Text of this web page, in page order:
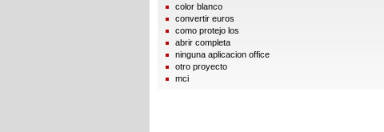
color blanco
convertir euros
como protejo los
abrir completa
ninguna aplicacion office
otro proyecto
mci